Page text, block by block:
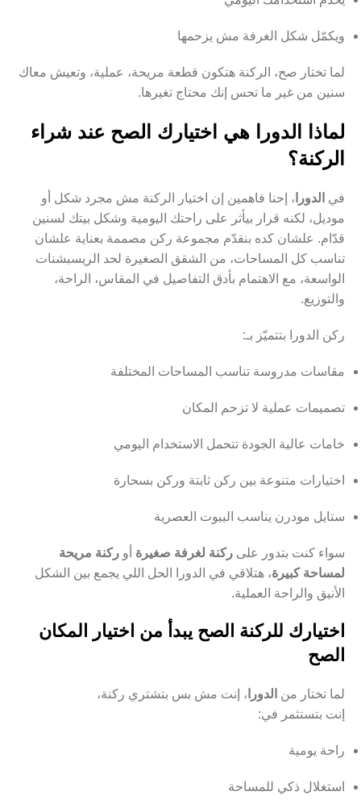
ويكمّل شكل الغرفة مش يزحمها
لما تختار صح، الركنة هتكون قطعة مريحة، عملية، وتعيش معاك
سنين من غير ما تحس إنك محتاج تغيرها.
لماذا الدورا هي اختيارك الصح عند شراء
الركنة؟
في الدورا ، إحنا فاهمين إن اختيار الركنة مش مجرد شكل أو
موديل، لكنه قرار بيأثر على راحتك اليومية وشكل بيتك لسنين
قدّام. علشان كده بنقدّم مجموعة ركن مصممة بعناية علشان
تناسب كل المساحات، من الشقق الصغيرة لحد الريسبشنات
الواسعة، مع الاهتمام بأدق التفاصيل في المقاس، الراحة،
والتوزيع.
ركن الدورا بتتميّز بـ:
مقاسات مدروسة تناسب المساحات المختلفة
تصميمات عملية لا تزحم المكان
خامات عالية الجودة تتحمل الاستخدام اليومي
اختيارات متنوعة بين ركن ثابتة وركن بسحارة
ستايل مودرن يناسب البيوت العصرية
سواء كنت بتدور على ركنة لغرفة صغيرة أو ركنة مريحة
لمساحة كبيرة، هتلاقي في الدورا الحل اللي يجمع بين الشكل
الأنيق والراحة العملية.
اختيارك للركنة الصح يبدأ من اختيار المكان
الصح
لما تختار من الدورا ، إنت مش بس بتشتري ركنة،
إنت بتستثمر في:
راحة يومية
استغلال ذكي للمساحة